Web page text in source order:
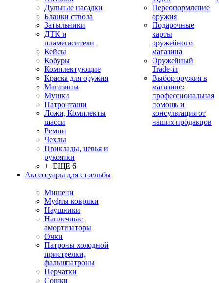
Дульные насадки
Бланки ствола
Затыльники
ДТК и
пламегасители
Кейсы
Кобуры
Комплектующие
Краска для оружия
Магазины
Мушки
Патронташи
Ложи, Комплекты
шасси
Ремни
Чехлы
Приклады, цевья и
рукоятки
+ ЕЩЕ 6
Аксессуары для стрельбы
Мишени
Муфты коврики
Наушники
Наплечные
амортизаторы
Очки
Патроны холодной
пристрелки,
фальшпатроны
Перчатки
Сошки
Переоформление
оружия
Подарочные
карты
оружейного
магазина
Оружейный
Trade-in
Выбор оружия в
магазине:
профессиональная
помощь и
консультация от
наших продавцов